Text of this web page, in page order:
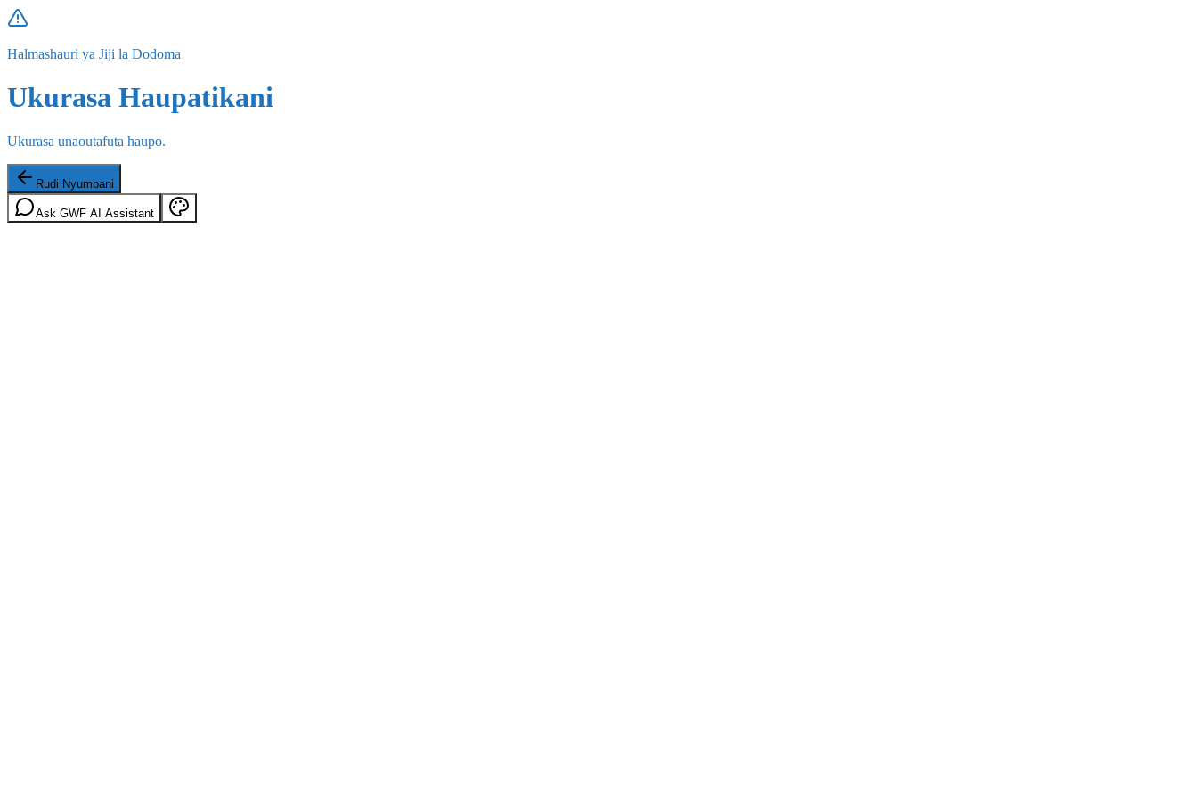
Halmashauri ya Jiji la Dodoma
Ukurasa Haupatikani
Ukurasa unaoutafuta haupo.
Rudi Nyumbani
Ask GWF AI Assistant